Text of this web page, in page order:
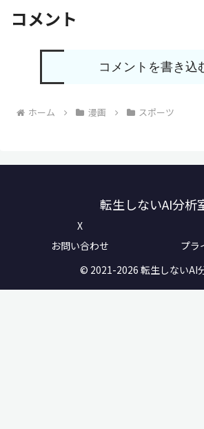
コメント
コメントを書き込
ホーム 漫画 スポーツ
転生しないAI分析
X
お問い合わせ
プラ
© 2021-2026 転生しないAI